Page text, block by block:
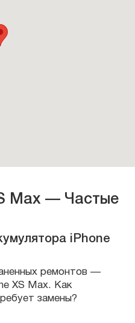
Max — Частые
iPhone
ремонтов —
XS Max. Как
замены?